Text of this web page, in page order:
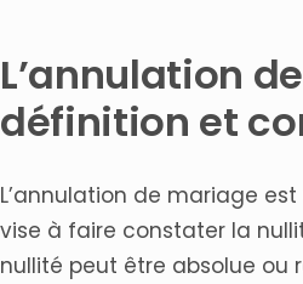
L’annulation
définition et
L’annulation de mariage
vise à faire constater la
nullité peut être absolue ou